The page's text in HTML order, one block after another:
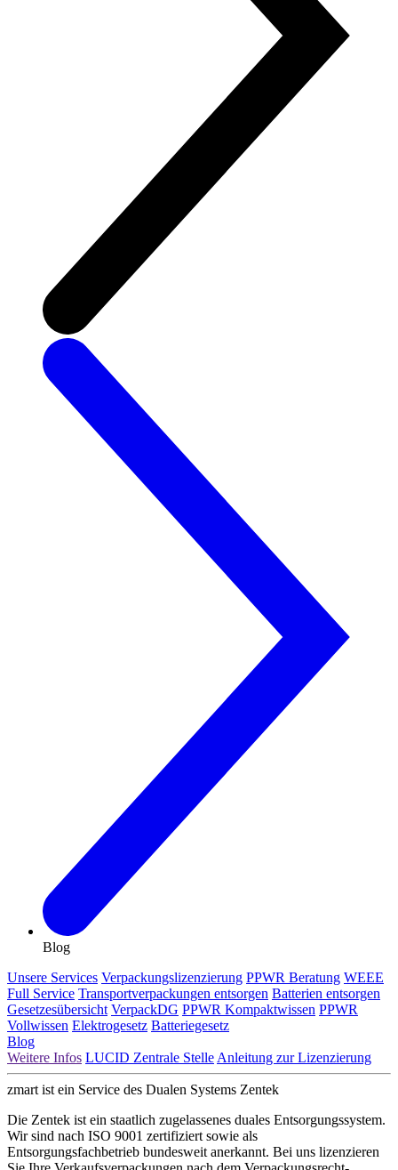
Blog
Unsere Services Verpackungslizenzierung PPWR Beratung WEEE
Full Service Transportverpackungen entsorgen Batterien entsorgen
Gesetzesübersicht VerpackDG PPWR Kompaktwissen PPWR
Vollwissen Elektrogesetz Batteriegesetz
Blog
Weitere Infos LUCID Zentrale Stelle Anleitung zur Lizenzierung
zmart ist ein Service des Dualen Systems Zentek
Die Zentek ist ein staatlich zugelassenes duales Entsorgungssystem.
Wir sind nach ISO 9001 zertifiziert sowie als
Entsorgungsfachbetrieb bundesweit anerkannt. Bei uns lizenzieren